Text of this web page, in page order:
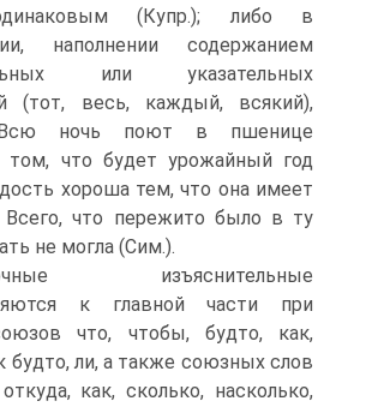
(Купр.); либо в
наполнении содержанием
или указательных
(тот, весь, каждый, всякий),
Всю ночь поют в пшенице
том, что будет урожайный год
хороша тем, что она имеет
Всего, что пережито было в ту
не могла (Сим.).
изъяснительные
к главной части при
что, чтобы, будто, как,
будто, ли, а также союзных слов
как, сколько, насколько,